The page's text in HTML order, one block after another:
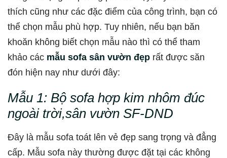
thích cũng như các đặc điểm của công trình, bạn có
thể chọn mẫu phù hợp. Tuy nhiên, nếu bạn băn
khoăn không biết chọn mẫu nào thì có thể tham
khảo các mẫu sofa sân vườn đẹp rất được săn
đón hiện nay như dưới đây:
Mẫu 1: Bộ sofa hợp kim nhôm đúc
ngoài trời,sân vườn SF-DND
Đây là mẫu sofa toát lên vẻ đẹp sang trọng và đẳng
cấp. Mẫu sofa này thường được đặt tại các không